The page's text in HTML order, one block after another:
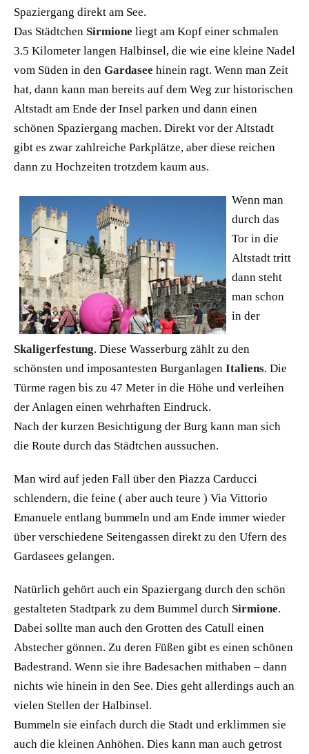
Spaziergang direkt am See.
Das Städtchen Sirmione liegt am Kopf einer schmalen
3.5 Kilometer langen Halbinsel, die wie eine kleine Nadel
vom Süden in den Gardasee hinein ragt. Wenn man Zeit
hat, dann kann man bereits auf dem Weg zur historischen
Altstadt am Ende der Insel parken und dann einen
schönen Spaziergang machen. Direkt vor der Altstadt
gibt es zwar zahlreiche Parkplätze, aber diese reichen
dann zu Hochzeiten trotzdem kaum aus.
Wenn man
durch das
Tor in die
Altstadt tritt
dann steht
man schon
in der
Skaligerfestung. Diese Wasserburg zählt zu den
schönsten und imposantesten Burganlagen Italiens. Die
Türme ragen bis zu 47 Meter in die Höhe und verleihen
der Anlagen einen wehrhaften Eindruck.
Nach der kurzen Besichtigung der Burg kann man sich
die Route durch das Städtchen aussuchen.
Man wird auf jeden Fall über den Piazza Carducci
schlendern, die feine ( aber auch teure ) Via Vittorio
Emanuele entlang bummeln und am Ende immer wieder
über verschiedene Seitengassen direkt zu den Ufern des
Gardasees gelangen.
Natürlich gehört auch ein Spaziergang durch den schön
gestalteten Stadtpark zu dem Bummel durch Sirmione.
Dabei sollte man auch den Grotten des Catull einen
Abstecher gönnen. Zu deren Füßen gibt es einen schönen
Badestrand. Wenn sie ihre Badesachen mithaben – dann
nichts wie hinein in den See. Dies geht allerdings auch an
vielen Stellen der Halbinsel.
Bummeln sie einfach durch die Stadt und erklimmen sie
auch die kleinen Anhöhen. Dies kann man auch getrost